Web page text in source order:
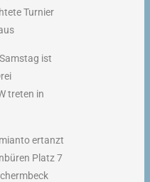
Turnier
ist
treten in
ertanzt
Platz 7